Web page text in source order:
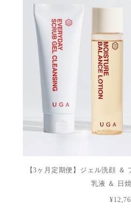
【3ヶ月定期便】ジェル洗顔 ＆
乳液 ＆ 日